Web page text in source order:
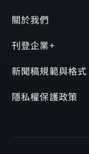
關於我們
刊登企業+
新聞稿規範與格式
隱私權保護政策